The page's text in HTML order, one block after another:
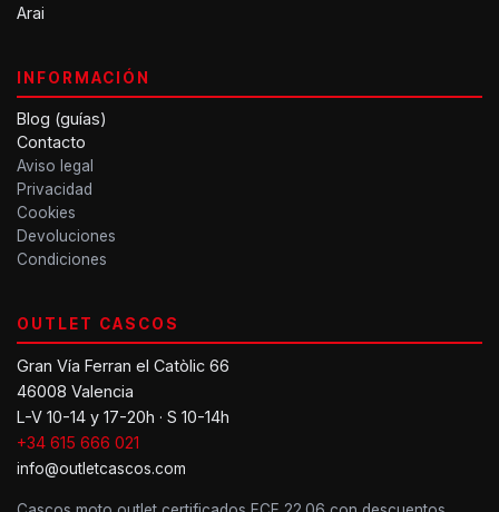
Arai
INFORMACIÓN
Blog (guías)
Contacto
Aviso legal
Privacidad
Cookies
Devoluciones
Condiciones
OUTLET CASCOS
Gran Vía Ferran el Catòlic 66
46008 Valencia
L-V 10-14 y 17-20h · S 10-14h
+34 615 666 021
info@outletcascos.com